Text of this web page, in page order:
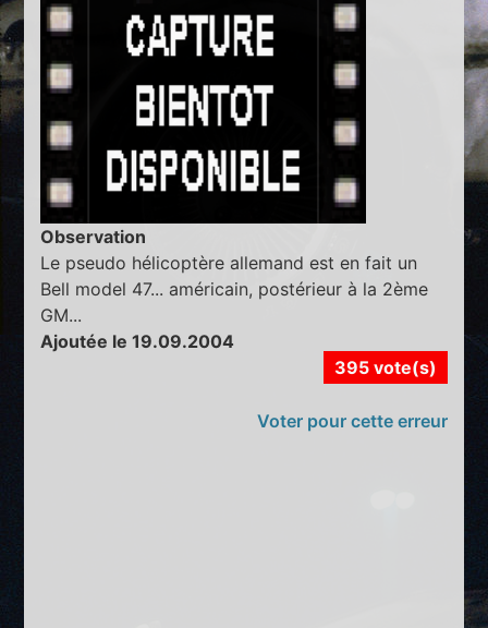
Observation
Le pseudo hélicoptère allemand est en fait un
Bell model 47... américain, postérieur à la 2ème
GM...
Ajoutée le 19.09.2004
395 vote(s)
Voter pour cette erreur